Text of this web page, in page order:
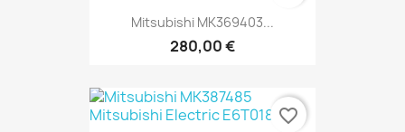
Mitsubishi MK369403...
280,00 €
favorite_border